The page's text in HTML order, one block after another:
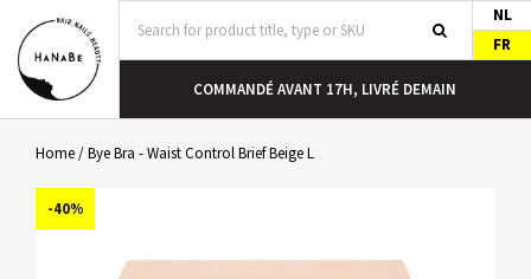
NL
FR
COMMANDÉ AVANT 17H, LIVRÉ DEMAIN
Home/Bye Bra - Waist Control Brief Beige L
-40%